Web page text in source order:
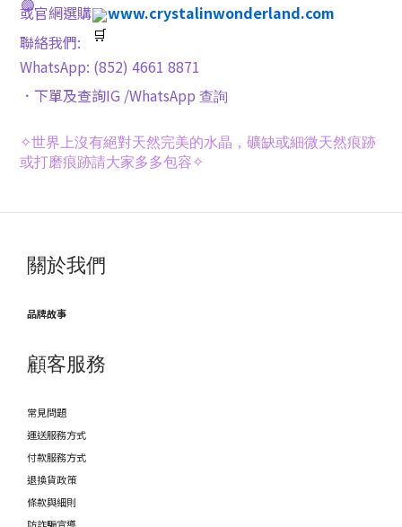
或官網選購
www.crystalinwonderland.com
聯絡我們:
WhatsApp: (852) 4661 8871
．下單及查詢IG /WhatsApp 查詢
✧世界上沒有絕對天然完美的水晶，礦缺或細微天然痕跡
或打磨痕跡請大家多多包容✧
關於我們
品牌故事
顧客服務
常見問題
運送服務方式
付款服務方式
退換貨政策
條款與細則